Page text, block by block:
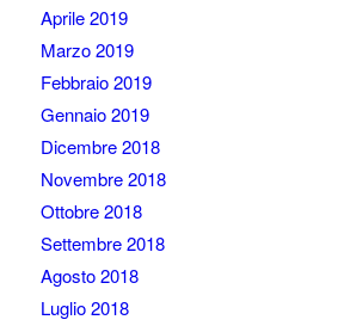
Aprile 2019
Marzo 2019
Febbraio 2019
Gennaio 2019
Dicembre 2018
Novembre 2018
Ottobre 2018
Settembre 2018
Agosto 2018
Luglio 2018